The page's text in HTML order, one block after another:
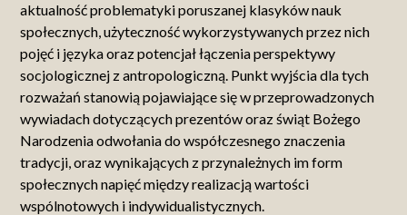
aktualność problematyki poruszanej klasyków nauk
społecznych, użyteczność wykorzystywanych przez nich
pojęć i języka oraz potencjał łączenia perspektywy
socjologicznej z antropologiczną. Punkt wyjścia dla tych
rozważań stanowią pojawiające się w przeprowadzonych
wywiadach dotyczących prezentów oraz świąt Bożego
Narodzenia odwołania do współczesnego znaczenia
tradycji, oraz wynikających z przynależnych im form
społecznych napięć między realizacją wartości
wspólnotowych i indywidualistycznych.